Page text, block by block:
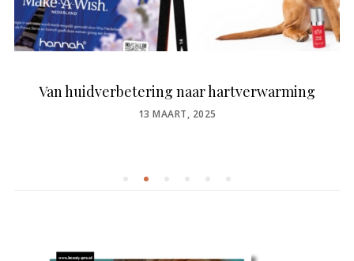
Van huidverbetering naar hartverwarming
POSTED
13 MAART, 2025